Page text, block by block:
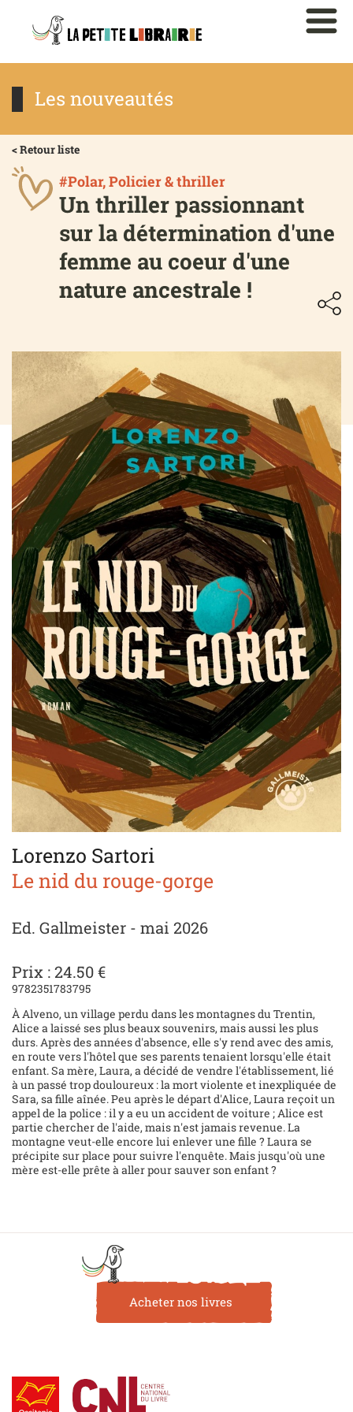
Les nouveautés
< Retour liste
#Polar, Policier & thriller
Un thriller passionnant
sur la détermination d'une
femme au coeur d'une
nature ancestrale !
Lorenzo Sartori
Le nid du rouge-gorge
Ed. Gallmeister - mai 2026
Prix : 24.50 €
9782351783795
À Alveno, un village perdu dans les montagnes du Trentin,
Alice a laissé ses plus beaux souvenirs, mais aussi les plus
durs. Après des années d'absence, elle s'y rend avec des amis,
en route vers l'hôtel que ses parents tenaient lorsqu'elle était
enfant. Sa mère, Laura, a décidé de vendre l'établissement, lié
à un passé trop douloureux : la mort violente et inexpliquée de
Sara, sa fille aînée. Peu après le départ d'Alice, Laura reçoit un
appel de la police : il y a eu un accident de voiture ; Alice est
partie chercher de l'aide, mais n'est jamais revenue. La
montagne veut-elle encore lui enlever une fille ? Laura se
précipite sur place pour suivre l'enquête. Mais jusqu'où une
mère est-elle prête à aller pour sauver son enfant ?
Acheter nos livres